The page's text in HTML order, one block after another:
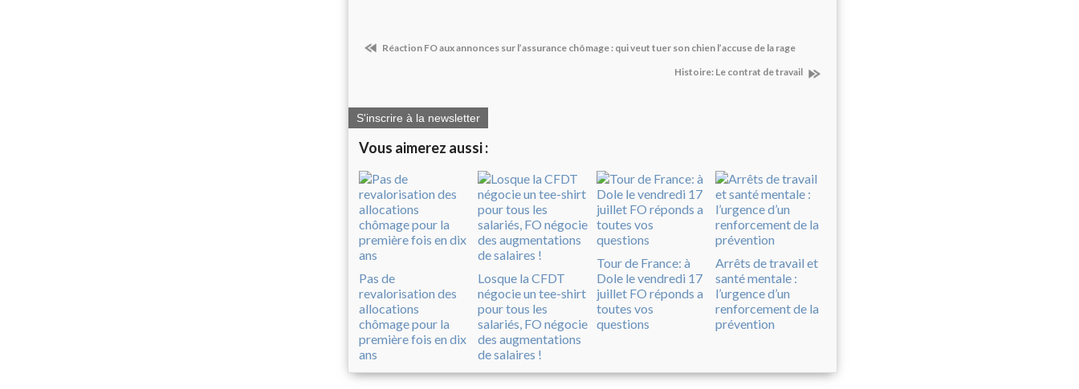
Réaction FO aux annonces sur l’assurance chômage : qui veut tuer son chien l’accuse de la rage
Histoire: Le contrat de travail
S'inscrire à la newsletter
Vous aimerez aussi :
Pas de
revalorisation des
allocations
chômage pour la
première fois en dix
ans
Losque la CFDT
négocie un tee-shirt
pour tous les
salariés, FO négocie
des augmentations
de salaires !
Tour de France: à
Dole le vendredi 17
juillet FO réponds a
toutes vos
questions
Arrêts de travail et
santé mentale :
l’urgence d’un
renforcement de la
prévention